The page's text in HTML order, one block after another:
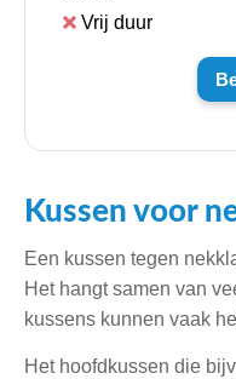
Vrij duur
Kussen voor
Een kussen tegen
Het hangt samen van
kussens kunnen vaak
Het hoofdkussen die